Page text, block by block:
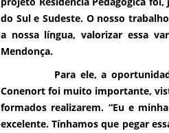
do Sul e Sudeste. O nosso
a nossa língua, valorizar essa
Mendonça.
Para ele, a oportunidade de
Conenort foi muito importante,
formados realizarem. “Eu e
excelente. Tínhamos que pegar